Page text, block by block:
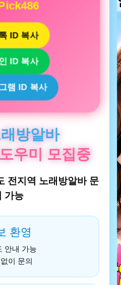
ID 복사
ID 복사
램 ID 복사
방알바
우미 모집중
전지역 노래방알바 문
가능
환영
안내 가능
이 문의